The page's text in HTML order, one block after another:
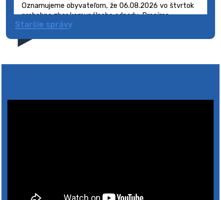
Oznamujeme obyvateľom, že 06.08.2026 vo štvrtok
prebehne zber komunálneho odpadu. Prosíme
obyvateľov, aby smetné nádoby s odpadom vyložili
5. augusta 2026 08:41
Staršie správy